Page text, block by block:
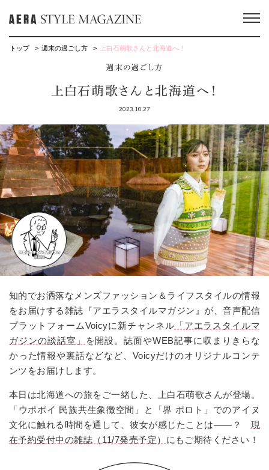
トップ 週末の過ごし方 上白石萌歌さんと北海道へ！
週末の過ごし方
上白石萌歌さんと北海道へ！
2023.10.27
知的でお洒落なメンズファッション＆ライフスタイルの情報
をお届けする雑誌『アエラスタイルマガジン』が、音声配信
プラットフォームVoicyに新チャンネル 「アエラスタイルマ
ガジンの談話室」
を開設。誌面やWEB記事に収まりきらな
かった情報や裏話などなど、 Voicyだけのオリジナルコンテ
ンツをお届けします。
本日は北海道への旅をご一緒した、上白石萌歌さんが登場。
「ウポポイ 民族共生象徴空間」と「界 ポロト」でのアイヌ
文化に触れる時間を通して、彼女が感じたことは――？ 現
在予約受付中の雑誌（ 11/7発売予定） にもご期待ください！